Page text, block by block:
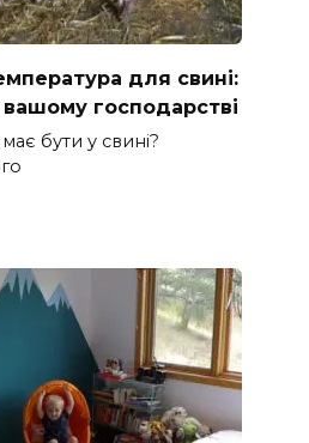
для свині:
господарстві
бути у свині?